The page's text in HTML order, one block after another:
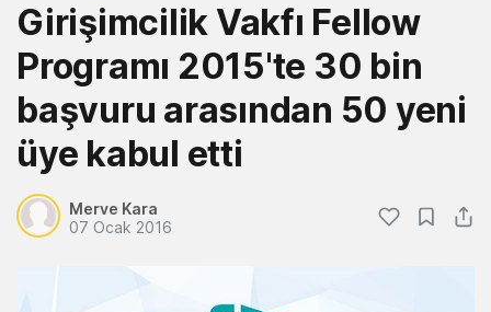
Girişimcilik Vakfı Fellow
Programı 2015'te 30 bin
başvuru arasından 50 yeni
üye kabul etti
Merve Kara
07 Ocak 2016